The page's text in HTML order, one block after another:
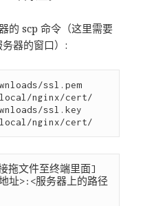
的 scp 命令（这里需要
器的窗口）:
nginx/cert/
拖文件至终端里面]
址>:<服务器上的路径